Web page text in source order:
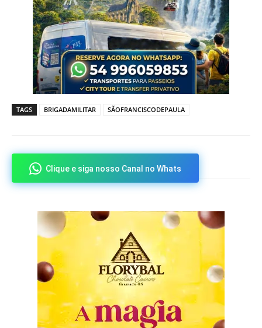
TAGS BRIGADAMILITAR SÃOFRANCISCODEPAULA
Clique e siga nosso Canal no Whats